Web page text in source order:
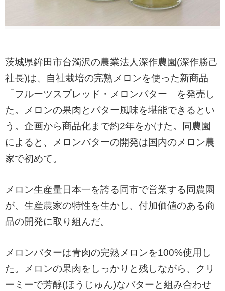
茨城県鉾田市台濁沢の農業法人深作農園(深作勝己
社長)は、自社栽培の完熟メロンを使った新商品
「フルーツスプレッド・メロンバター」を発売し
た。メロンの果肉とバター風味を堪能できるとい
う。企画から商品化まで約2年をかけた。同農園
によると、メロンバターの開発は国内のメロン農
家で初めて。
メロン生産量日本一を誇る同市で営業する同農園
が、生産農家の特性を生かし、付加価値のある商
品の開発に取り組んだ。
メロンバターは青肉の完熟メロンを100%使用し
た。メロンの果肉をしっかりと残しながら、クリ
ーミーで芳醇(ほうじゅん)なバターと組み合わせ